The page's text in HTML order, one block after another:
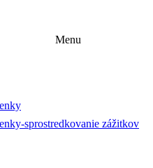
Menu
sprostredkovanie zážitkov